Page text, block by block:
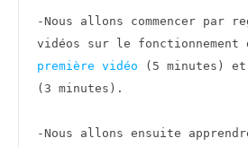
-Nous allons commencer par
première vidéo (5 minutes) et
(3 minutes).
-Nous allons ensuite